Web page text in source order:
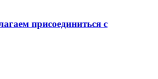
присоединиться с